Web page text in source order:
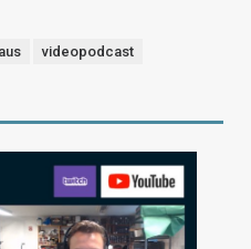
videopodcast